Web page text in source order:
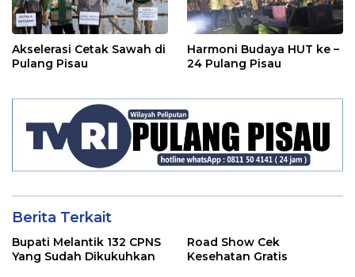
Akselerasi Cetak Sawah di
Pulang Pisau
Harmoni Budaya HUT ke –
24 Pulang Pisau
Berita Terkait
Bupati Melantik 132 CPNS
Yang Sudah Dikukuhkan
Road Show Cek
Kesehatan Gratis